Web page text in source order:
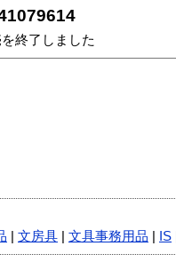
終了しました
文房具 文具事務用品 IS